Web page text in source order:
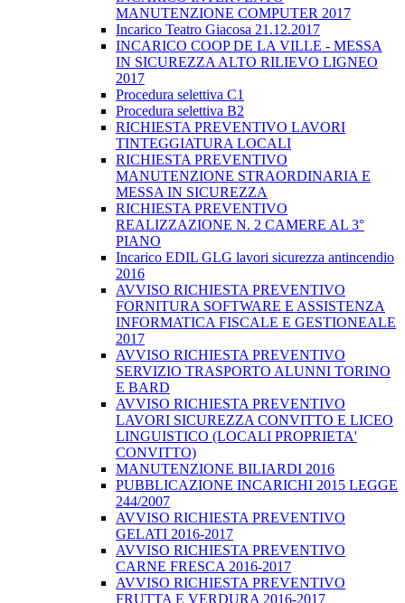
MANUTENZIONE COMPUTER 2017
Incarico Teatro Giacosa 21.12.2017
INCARICO COOP DE LA VILLE - MESSA
IN SICUREZZA ALTO RILIEVO LIGNEO
2017
Procedura selettiva C1
Procedura selettiva B2
RICHIESTA PREVENTIVO LAVORI
TINTEGGIATURA LOCALI
RICHIESTA PREVENTIVO
MANUTENZIONE STRAORDINARIA E
MESSA IN SICUREZZA
RICHIESTA PREVENTIVO
REALIZZAZIONE N. 2 CAMERE AL 3°
PIANO
Incarico EDIL GLG lavori sicurezza antincendio
2016
AVVISO RICHIESTA PREVENTIVO
FORNITURA SOFTWARE E ASSISTENZA
INFORMATICA FISCALE E GESTIONEALE
2017
AVVISO RICHIESTA PREVENTIVO
SERVIZIO TRASPORTO ALUNNI TORINO
E BARD
AVVISO RICHIESTA PREVENTIVO
LAVORI SICUREZZA CONVITTO E LICEO
LINGUISTICO (LOCALI PROPRIETA'
CONVITTO)
MANUTENZIONE BILIARDI 2016
PUBBLICAZIONE INCARICHI 2015 LEGGE
244/2007
AVVISO RICHIESTA PREVENTIVO
GELATI 2016-2017
AVVISO RICHIESTA PREVENTIVO
CARNE FRESCA 2016-2017
AVVISO RICHIESTA PREVENTIVO
FRUTTA E VERDURA 2016-2017